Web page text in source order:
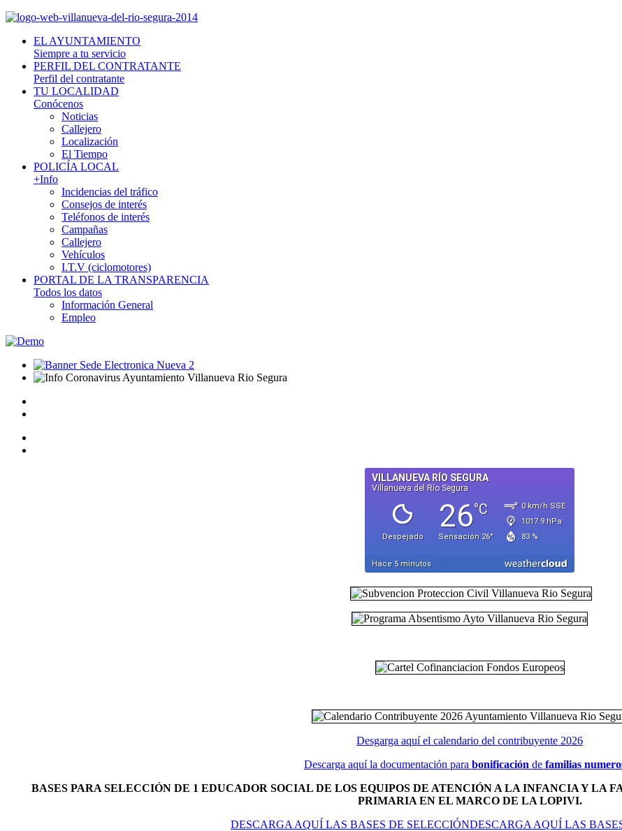
EL AYUNTAMIENTO
Siempre a tu servicio
PERFIL DEL CONTRATANTE
Perfil del contratante
TU LOCALIDAD
Conócenos
Noticias
Callejero
Localización
El Tiempo
POLICÍA LOCAL
+Info
Incidencias del tráfico
Consejos de interés
Teléfonos de interés
Campañas
Callejero
Vehículos
I.T.V (ciclomotores)
PORTAL DE LA TRANSPARENCIA
Todos los datos
Información General
Empleo
Desgarga aquí el calendario del contribuyente 2026
Descarga aquí la documentación para bonificación de familias
BASES PARA SELECCIÓN DE 1 EDUCADOR SOCIAL DE LOS EQUIPOS DE ATENCIÓN A LA INFANCIA Y LA
PRIMARIA EN EL MARCO DE LA LOPIVI.
DESCARGA AQUÍ LAS BASES DE SELECCIÓNDESCARGA AQUÍ LAS